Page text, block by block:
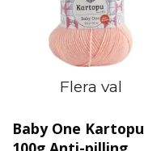
Flera val
Baby One Kartopu